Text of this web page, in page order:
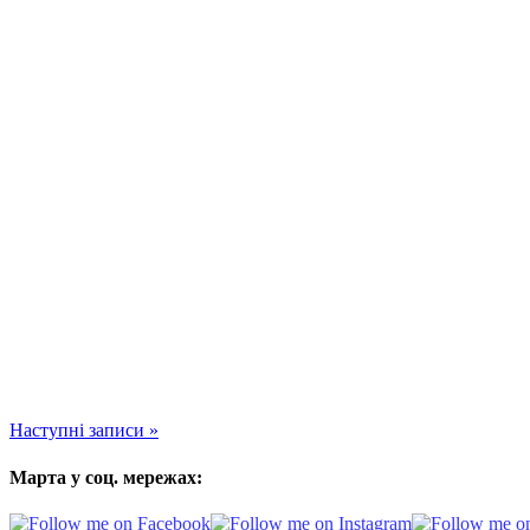
Facebook
Розроблений Elegant Themes